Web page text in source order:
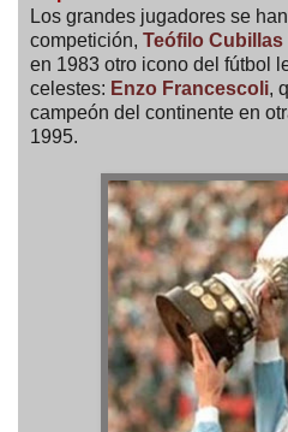
Los grandes jugadores se
competición, Teófilo Cubillas
en 1983 otro icono del fútbol
celestes: Enzo Francescoli,
campeón del continente en
1995.